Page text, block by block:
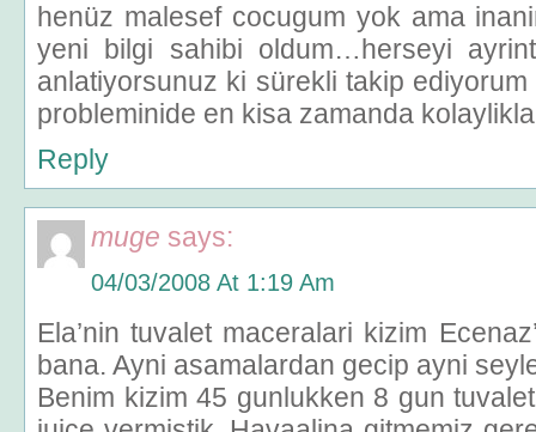
henüz malesef cocugum yok ama
yeni bilgi sahibi oldum…herseyi
anlatiyorsunuz ki sürekli takip
probleminide en kisa zamanda
Reply
muge says:
04/03/2008 At 1:19 Am
Ela’nin tuvalet maceralari kizim
bana. Ayni asamalardan gecip ayni
Benim kizim 45 gunlukken 8 gun